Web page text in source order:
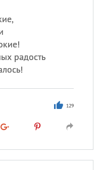
радость
129
значение